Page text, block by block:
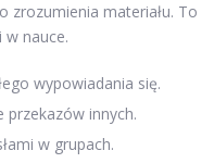
zrozumienia materiału. To
w nauce.
wypowiadania się.
przekazów innych.
w grupach.